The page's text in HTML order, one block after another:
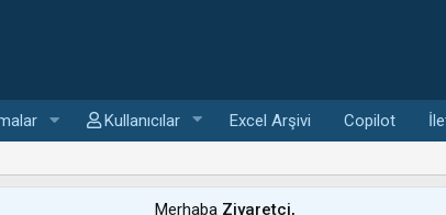
Kullanıcılar Excel Arşivi Copilot
Merhaba Ziyaretçi,